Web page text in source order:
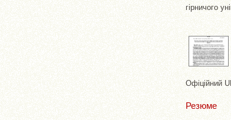
гірничого
Офіційний
Резюме